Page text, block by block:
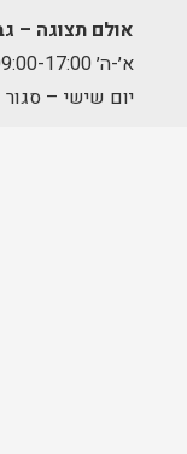
אולם תצוגה –
א׳-ה׳ 09:00-17:00
יום שישי – סגור